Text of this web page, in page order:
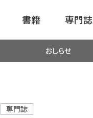
書籍 専門誌
看護
がん
おしらせ
専門誌